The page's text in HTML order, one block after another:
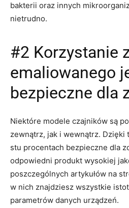
bakterii oraz innych
nietrudno.
#2 Korzystanie
emaliowanego
bezpieczne dla
Niektóre modele czajników są
zewnątrz, jak i wewnątrz. Dzięki
stu procentach bezpieczne dla
odpowiedni produkt wysokiej
poszczególnych artykułów na
w nich znajdziesz wszystkie
parametrów danych urządzeń.